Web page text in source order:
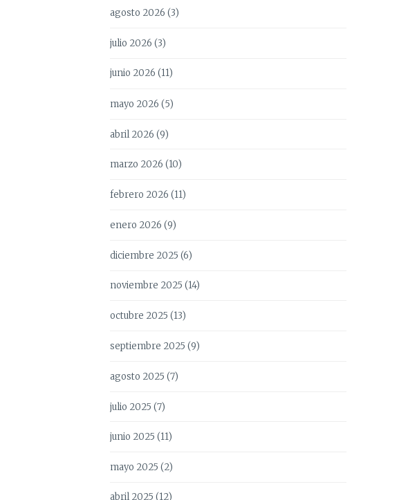
agosto 2026 (3)
julio 2026 (3)
junio 2026 (11)
mayo 2026 (5)
abril 2026 (9)
marzo 2026 (10)
febrero 2026 (11)
enero 2026 (9)
diciembre 2025 (6)
noviembre 2025 (14)
octubre 2025 (13)
septiembre 2025 (9)
agosto 2025 (7)
julio 2025 (7)
junio 2025 (11)
mayo 2025 (2)
abril 2025 (12)